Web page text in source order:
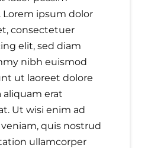
Lorem ipsum dolor
consectetuer
elit, sed diam
nibh euismod
ut laoreet dolore
aliquam erat
Ut wisi enim ad
quis nostrud
ullamcorper